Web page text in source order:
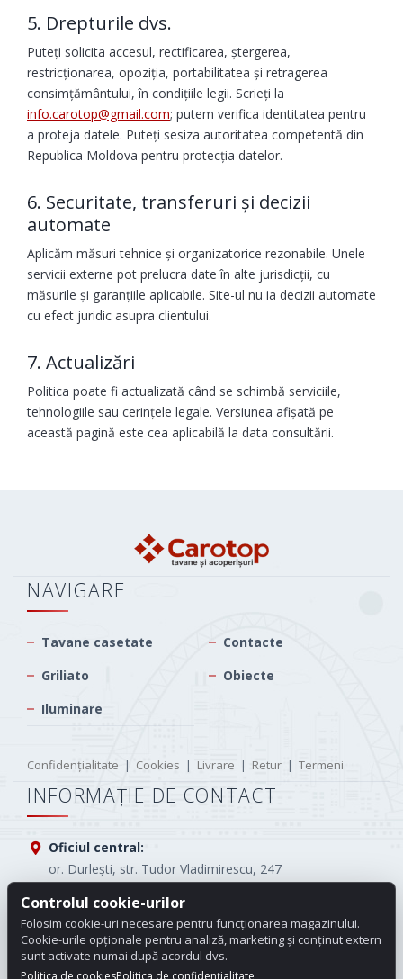
5. Drepturile dvs.
Puteți solicita accesul, rectificarea, ștergerea,
restricționarea, opoziția, portabilitatea și retragerea
consimțământului, în condițiile legii. Scrieți la
info.carotop@gmail.com; putem verifica identitatea pentru
a proteja datele. Puteți sesiza autoritatea competentă din
Republica Moldova pentru protecția datelor.
6. Securitate, transferuri și decizii
automate
Aplicăm măsuri tehnice și organizatorice rezonabile. Unele
servicii externe pot prelucra date în alte jurisdicții, cu
măsurile și garanțiile aplicabile. Site-ul nu ia decizii automate
cu efect juridic asupra clientului.
7. Actualizări
Politica poate fi actualizată când se schimbă serviciile,
tehnologiile sau cerințele legale. Versiunea afișată pe
această pagină este cea aplicabilă la data consultării.
NAVIGARE
Tavane casetate
Griliato
Iluminare
Contacte
Obiecte
Confidențialitate | Cookies | Livrare | Retur | Termeni
INFORMAȚIE DE CONTACT
Oficiul central:
or. Durlești, str. Tudor Vladimirescu, 247
Tel.: (+373) 61005565
E-mail: info.carotop@gmail.com
Program de lucru: Luni - Vineri: 08:00 - 18:00
Controlul cookie-urilor
Folosim cookie-uri necesare pentru funcționarea magazinului.
Cookie-urile opționale pentru analiză, marketing și conținut extern
sunt activate numai după acordul dvs.
Politica de cookiesPolitica de confidențialitate